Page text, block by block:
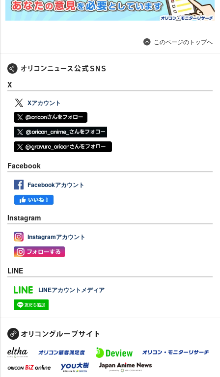
このページのトップへ
X
Xアカウント
Facebook
Facebookアカウント
Instagram
Instagramアカウント
LINE
LINEアカウントメディア